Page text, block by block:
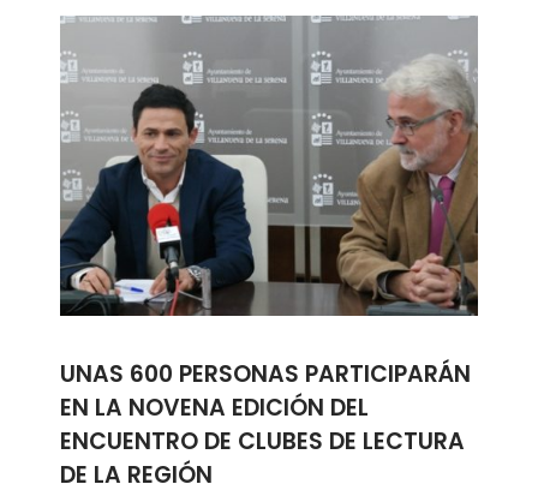
UNAS 600 PERSONAS PARTICIPARÁN
EN LA NOVENA EDICIÓN DEL
ENCUENTRO DE CLUBES DE LECTURA
DE LA REGIÓN